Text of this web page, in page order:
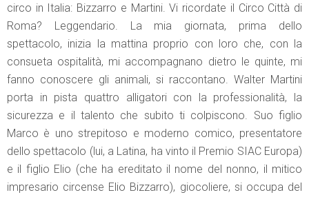
circo in Italia: Bizzarro e Martini. Vi ricordate il Circo Città di
Roma? Leggendario. La mia giornata, prima dello
spettacolo, inizia la mattina proprio con loro che, con la
consueta ospitalità, mi accompagnano dietro le quinte, mi
fanno conoscere gli animali, si raccontano. Walter Martini
porta in pista quattro alligatori con la professionalità, la
sicurezza e il talento che subito ti colpiscono. Suo figlio
Marco è uno strepitoso e moderno comico, presentatore
dello spettacolo (lui, a Latina, ha vinto il Premio SIAC Europa)
e il figlio Elio (che ha ereditato il nome del nonno, il mitico
impresario circense Elio Bizzarro), giocoliere, si occupa del